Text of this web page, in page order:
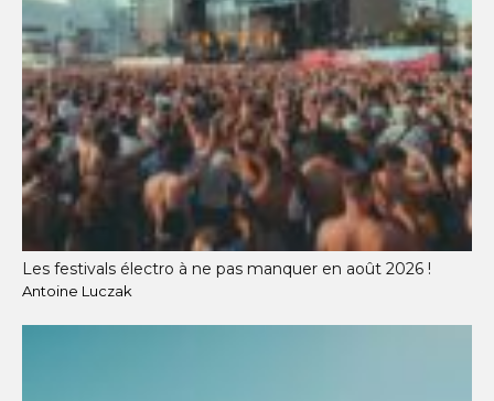
Les festivals électro à ne pas manquer en août 2026 !
Antoine Luczak